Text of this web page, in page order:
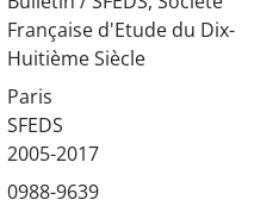
Française d'Etude du Dix-
Huitième Siècle
Paris
SFEDS
2005-2017
0988-9639